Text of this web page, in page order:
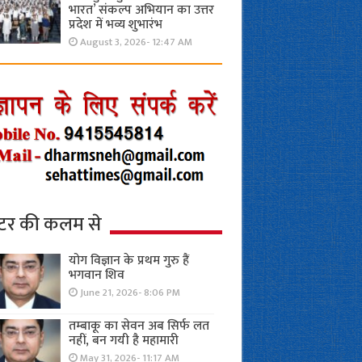
भारत’ संकल्प अभियान का उत्तर
प्रदेश में भव्य शुभारंभ
August 3, 2026- 12:47 AM
की कलम से
योग विज्ञान के प्रथम गुरु हैं
भगवान शिव
June 21, 2026- 8:06 PM
तम्बाकू का सेवन अब सिर्फ लत
नहीं, बन गयी है महामारी